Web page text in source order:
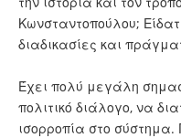
Κωνσταντοπούλου;
διαδικασίες και
Έχει πολύ μεγάλη
πολιτικό διάλογο, να
ισορροπία στο